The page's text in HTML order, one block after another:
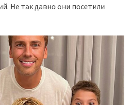
Не так давно они посетили